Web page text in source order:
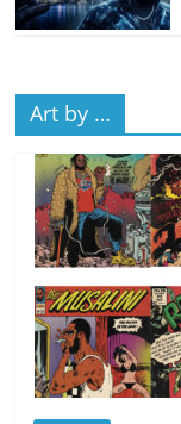
Art by …